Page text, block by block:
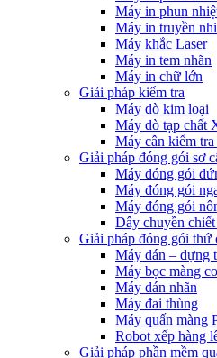
Máy in phun
Máy in truyền
Máy khắc Laser
Máy in tem nhãn
Máy in chữ lớn
Giải pháp kiểm tra
Máy dò kim loại
Máy dò tạp chất
Máy cân kiểm
Giải pháp đóng gói sơ
Máy đóng gói
Máy đóng gói
Máy đóng gói
Dây chuyền
Giải pháp đóng gói thứ
Máy dán – dựng
Máy bọc màng co
Máy dán nhãn
Máy đai thùng
Máy quấn màng
Robot xếp hàng
Giải pháp phần mềm